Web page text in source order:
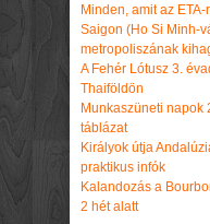
Minden, amit az
Saigon (Ho Si Minh-
metropoliszának
A Fehér Lótusz 3.
Thaiföldön
Munkaszüneti napok
táblázat
Királyok útja
praktikus infók
Kalandozás a
2 hét alatt